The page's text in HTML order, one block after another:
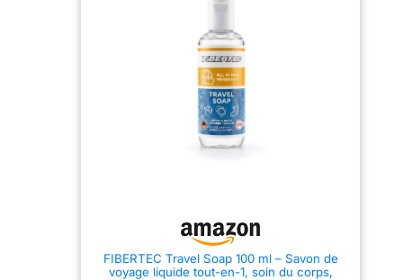
FIBERTEC Travel Soap 100 ml – Savon de
voyage liquide tout-en-1, soin du corps,